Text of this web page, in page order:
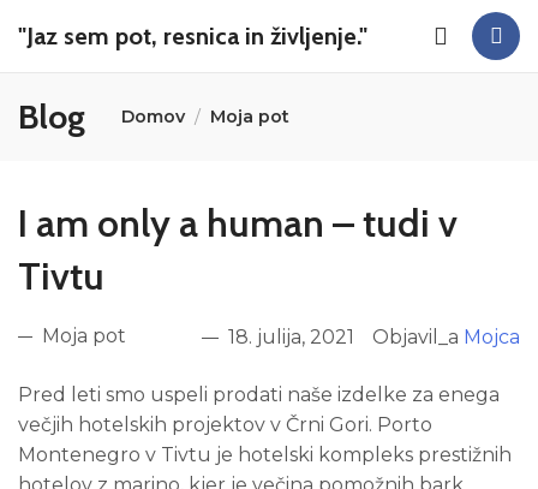
"Jaz sem pot, resnica in življenje."
Blog Domov Moja pot
I am only a human – tudi v
Tivtu
Moja pot 18. julija, 2021 Objavil_a Mojca
Pred leti smo uspeli prodati naše izdelke za enega
večjih hotelskih projektov v Črni Gori. Porto
Montenegro v Tivtu je hotelski kompleks prestižnih